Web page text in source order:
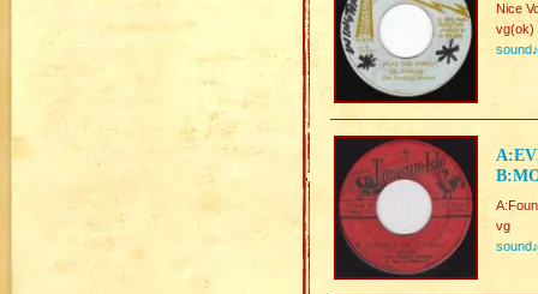
Nice
vg(ok)
sound♪
vg
sound♪